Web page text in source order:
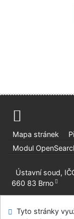
Mapa stránek
Modul
Ústavní soud,
660 83 Brno
©1993-2026
Tyto stránky